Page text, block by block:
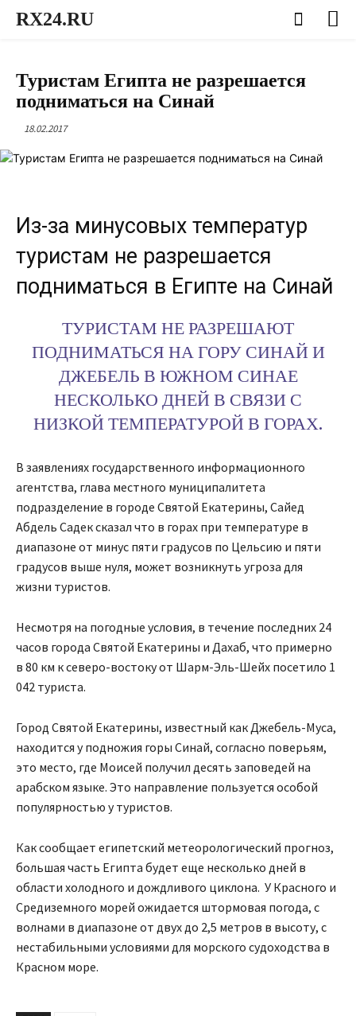
RX24.RU
Туристам Египта не разрешается
подниматься на Синай
18.02.2017
Из-за минусовых температур
туристам не разрешается
подниматься в Египте на Синай
ТУРИСТАМ НЕ РАЗРЕШАЮТ
ПОДНИМАТЬСЯ НА ГОРУ СИНАЙ И
ДЖЕБЕЛЬ В ЮЖНОМ СИНАЕ
НЕСКОЛЬКО ДНЕЙ В СВЯЗИ С
НИЗКОЙ ТЕМПЕРАТУРОЙ В ГОРАХ.
В заявлениях государственного информационного
агентства, глава местного муниципалитета
подразделение в городе Святой Екатерины, Сайед
Абдель Садек сказал что в горах при температуре в
диапазоне от минус пяти градусов по Цельсию и пяти
градусов выше нуля, может возникнуть угроза для
жизни туристов.
Несмотря на погодные условия, в течение последних 24
часов города Святой Екатерины и Дахаб, что примерно
в 80 км к северо-востоку от Шарм-Эль-Шейх посетило 1
042 туриста.
Город Святой Екатерины, известный как Джебель-Муса,
находится у подножия горы Синай, согласно поверьям,
это место, где Моисей получил десять заповедей на
арабском языке. Это направление пользуется особой
популярностью у туристов.
Как сообщает египетский метеорологический прогноз,
большая часть Египта будет еще несколько дней в
области холодного и дождливого циклона. У Красного и
Средиземного морей ожидается штормовая погода, с
волнами в диапазоне от двух до 2,5 метров в высоту, с
нестабильными условиями для морского судоходства в
Красном море.